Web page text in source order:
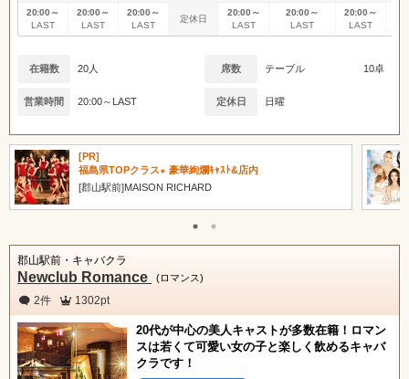
20:00～
LAST
20:00～
LAST
20:00～
LAST
定休日
20:00～
LAST
20:00～
LAST
20:00～
LAST
在籍数 20人 席数 テーブル 10卓
営業時間 20:00～LAST 定休日 日曜
[PR]
郡山駅前★厳選美女 最上級のひと時を提供
[郡山駅前]CLUB CHERIE クラブシェリー
郡山駅前・キャバクラ
Newclub Romance (ロマンス)
2件 1302pt
20代が中心の美人キャストが多数在籍！ロマン
スは若くて可愛い女の子と楽しく飲めるキャバ
クラです！
会員ログイン
店舗ログイン
甲信越 北陸
東海 関西
沖縄 全国TOP